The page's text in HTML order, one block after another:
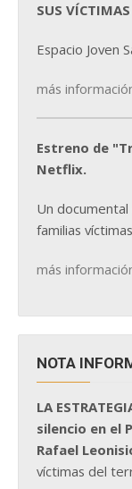
SUS VÍCTIMAS
Espacio Joven
más
Estreno de
Netflix.
Un
familias
más
NOTA
LA
silencio en el
Rafael
víctimas del